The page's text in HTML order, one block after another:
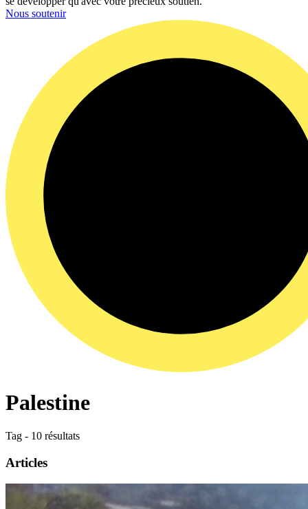
Nous soutenir
Palestine
Tag - 10 résultats
Articles